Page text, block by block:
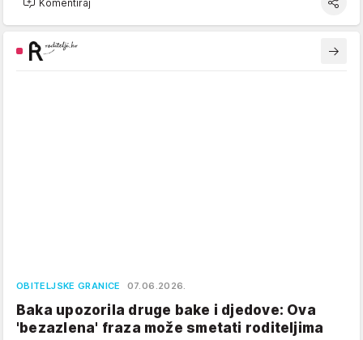
Komentiraj
OBITELJSKE GRANICE 07.06.2026.
Baka upozorila druge bake i djedove: Ova
'bezazlena' fraza može smetati roditeljima